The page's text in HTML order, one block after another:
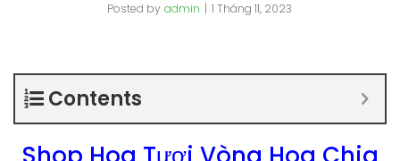
Posted by admin 1 Tháng 11, 2023
Contents